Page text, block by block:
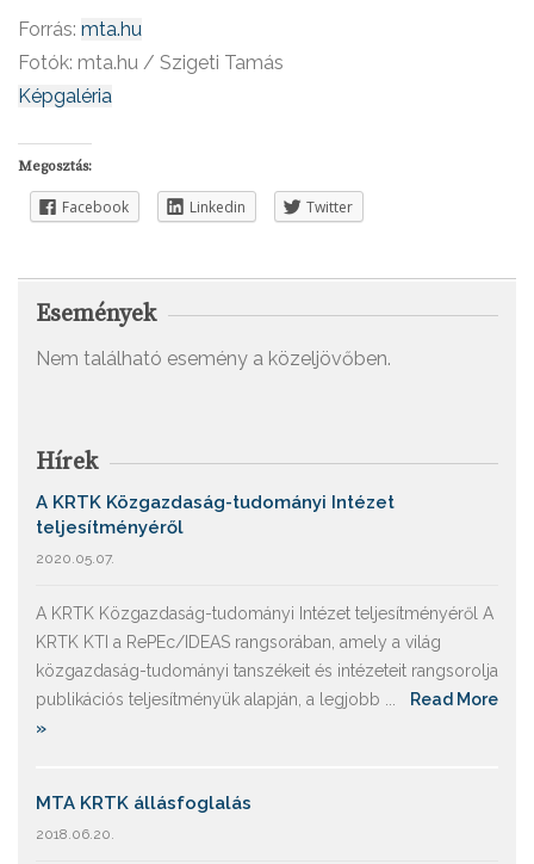
Forrás: mta.hu
Fotók: mta.hu / Szigeti Tamás
Képgaléria
Megosztás:
Facebook Linkedin Twitter
Események
Nem található esemény a közeljövőben.
Hírek
A KRTK Közgazdaság-tudományi Intézet
teljesítményéről
2020.05.07.
A KRTK Közgazdaság-tudományi Intézet teljesítményéről A
KRTK KTI a RePEc/IDEAS rangsorában, amely a világ
közgazdaság-tudományi tanszékeit és intézeteit rangsorolja
publikációs teljesítményük alapján, a legjobb ...
Read More
»
MTA KRTK állásfoglalás
2018.06.20.